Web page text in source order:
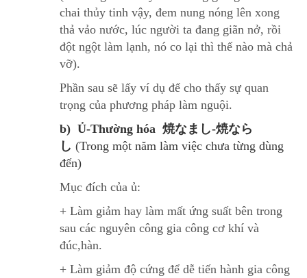
chai thủy tinh vậy, đem nung nóng lên xong
thả vảo nước, lúc người ta đang giãn nở, rồi
đột ngột làm lạnh, nó co lại thì thế nào mà chả
vỡ).
Phần sau sẽ lấy ví dụ để cho thấy sự quan
trọng của phương pháp làm nguội.
b) Ủ-Thường hóa 焼なまし-焼なら
し (Trong một năm làm việc chưa từng dùng
đến)
Mục đích của ủ:
+ Làm giảm hay làm mất ứng suất bên trong
sau các nguyên công gia công cơ khí và
đúc,hàn.
+ Làm giảm độ cứng để dễ tiến hành gia công